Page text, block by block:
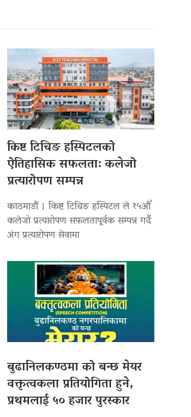
किष्ट टिचिङ हस्पिटलको
ऐतिहासिक सफलता: कलेजो
प्रत्यारोपण सम्पन्न
काठमाडौं । किष्ट टिचिङ हस्पिटल ले १५औँ
कलेजो प्रत्यारोपण सफलतापूर्वक सम्पन्न गर्दै
अंग प्रत्यारोपण सेवामा
बुढानिलकण्ठमा को बन्छ मेयर
वक्तृत्वकला प्रतियोगिता हुने,
प्रथमलाई ५० हजार पुरस्कार